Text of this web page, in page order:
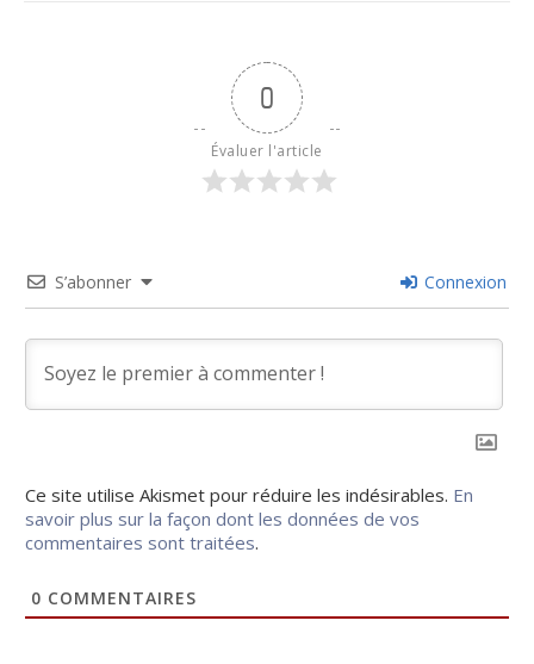
0
Évaluer l'article
S’abonner Connexion
Ce site utilise Akismet pour réduire les indésirables. En
savoir plus sur la façon dont les données de vos
commentaires sont traitées.
0 COMMENTAIRES